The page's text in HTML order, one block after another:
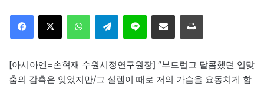
Telegram 이메일
[아시아엔=손혁재 수원시정연구원장] “부드럽고 달콤했던 입맞
춤의 감촉은 잊었지만/그 설렘이 때로 저의 가슴을 요동치게 합